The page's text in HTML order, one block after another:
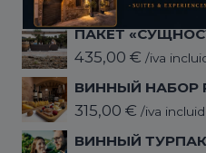
ПАКЕТ
435,00 € /iva
ВИННЫЙ НАБОР
315,00 € /iva
ВИННЫЙ
Он будет